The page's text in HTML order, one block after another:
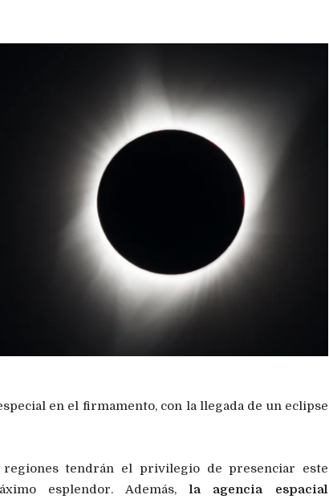
en el firmamento, con la llegada de un eclipse
tendrán el privilegio de presenciar este
esplendor. Además,la agencia espacial